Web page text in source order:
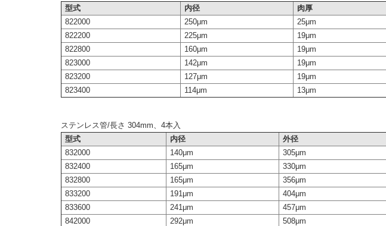
型式
内径
肉厚
822000
250μm
25μm
822200
225μm
19μm
822800
160μm
19μm
823000
142μm
19μm
823200
127μm
19μm
823400
114μm 13μm
ステンレス管/長さ 304mm、4本入
型式
内径
外径
832000
140μm
305μm
832400
165μm
330μm
832800
165μm
356μm
833200
191μm
404μm
833600
241μm
457μm
842000
292μm
508μm